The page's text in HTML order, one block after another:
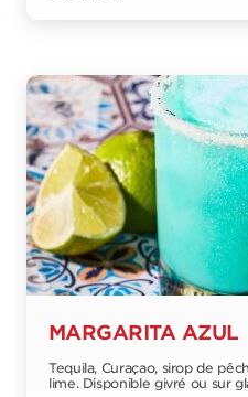
MARGARITA AZUL
Tequila, Curaçao, sirop de
lime. Disponible givré ou sur